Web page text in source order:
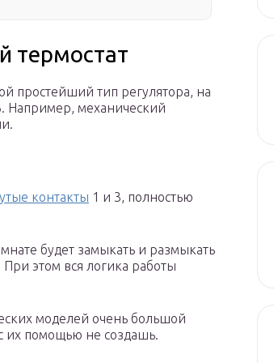
термостат
простейший тип регулятора, на
Например, механический
контакты 1 и 3, полностью
будет замыкать и размыкать
этом вся логика работы
моделей очень большой
их помощью не создашь.